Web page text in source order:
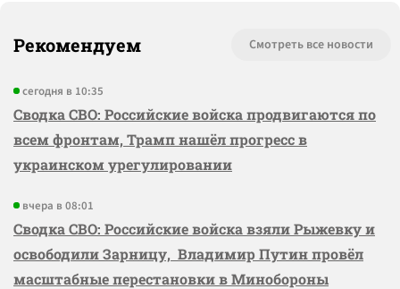
Рекомендуем Смотреть все новости
сегодня в 10:35
Сводка СВО: Российские войска продвигаются по
всем фронтам, Трамп нашёл прогресс в
украинском урегулировании
вчера в 08:01
Сводка СВО: Российские войска взяли Рыжевку и
освободили Зарницу, Владимир Путин провёл
масштабные перестановки в Минобороны